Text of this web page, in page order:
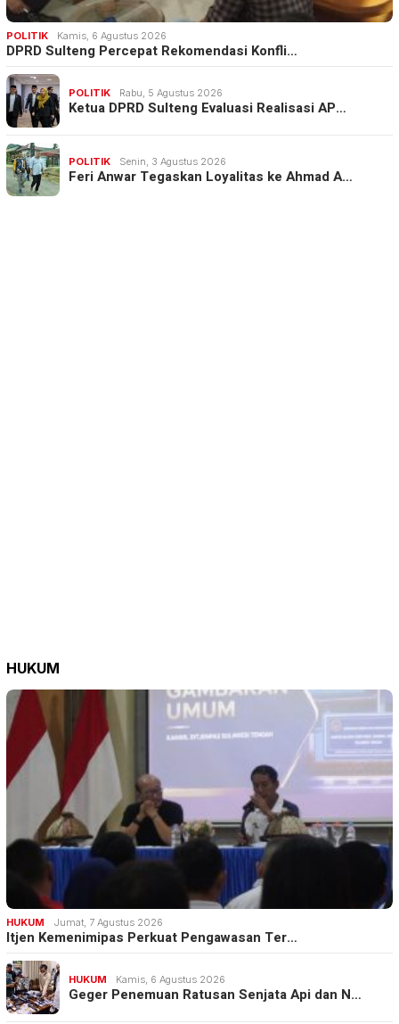
POLITIK Kamis, 6 Agustus 2026
DPRD Sulteng Percepat Rekomendasi Konfli…
POLITIK Rabu, 5 Agustus 2026
Ketua DPRD Sulteng Evaluasi Realisasi AP…
POLITIK Senin, 3 Agustus 2026
Feri Anwar Tegaskan Loyalitas ke Ahmad A…
HUKUM
HUKUM Jumat, 7 Agustus 2026
Itjen Kemenimipas Perkuat Pengawasan Ter…
HUKUM Kamis, 6 Agustus 2026
Geger Penemuan Ratusan Senjata Api dan N…